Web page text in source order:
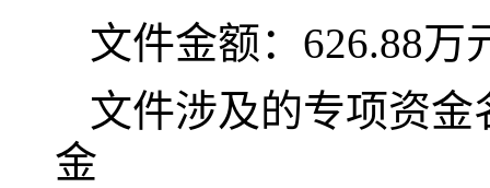
文件金额： 626.88万
文件涉及的专项资金
金